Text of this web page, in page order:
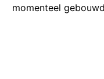
momenteel